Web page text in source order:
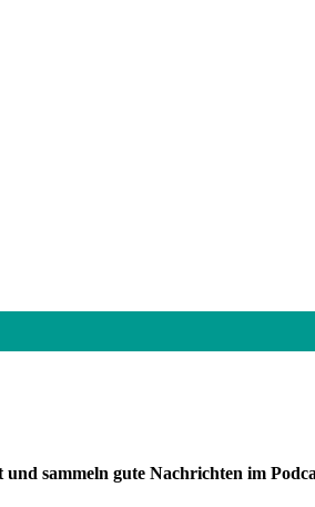
sammeln gute Nachrichten im